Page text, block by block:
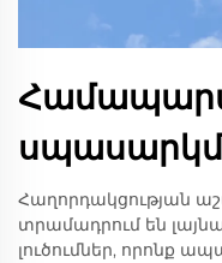
Հաղորդակցության
տրամադրում են
լուծումներ, որոնք